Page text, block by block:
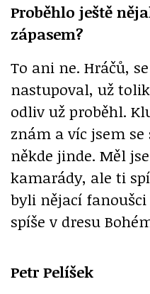
Proběhlo ještě
zápasem?
To ani ne. Hráčů,
nastupoval, už
odliv už proběhl.
znám a víc jsem
někde jinde. Měl
kamarády, ale ti
byli nějací fanoušci
spíše v dresu
Petr Pelíšek